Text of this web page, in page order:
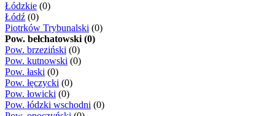
Łódzkie (0)
Łódź (0)
Piotrków Trybunalski (0)
Pow. bełchatowski (0)
Pow. brzeziński (0)
Pow. kutnowski (0)
Pow. łaski (0)
Pow. łęczycki (0)
Pow. łowicki (0)
Pow. łódzki wschodni (0)